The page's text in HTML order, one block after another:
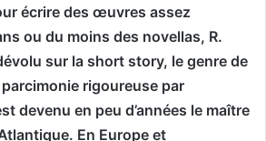
écrire des œuvres assez
ou du moins des novellas, R.
sur la short story, le genre de
rigoureuse par
devenu en peu d’années le maître
En Europe et